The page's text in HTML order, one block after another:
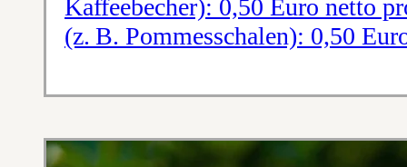
Kaffeebecher): 0,50 Euro netto
(z. B. Pommesschalen): 0,50